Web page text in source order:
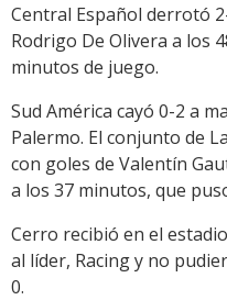
Central Español derrotó
Rodrigo De Olivera a los
minutos de juego.
Sud América cayó 0-2 a
Palermo. El conjunto de
con goles de Valentín
a los 37 minutos, que
Cerro recibió en el
al líder, Racing y no
0.